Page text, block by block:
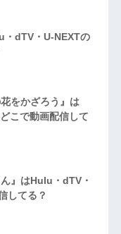
・dTV・U-NEXTの
をかざろう』は
こで動画配信して
』はHulu・dTV・
してる？